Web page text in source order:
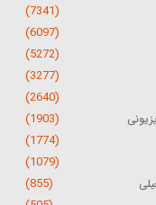
(7341)
(6097)
(5272)
(3277)
(2640)
(1903)
(1774)
(1079)
(855)